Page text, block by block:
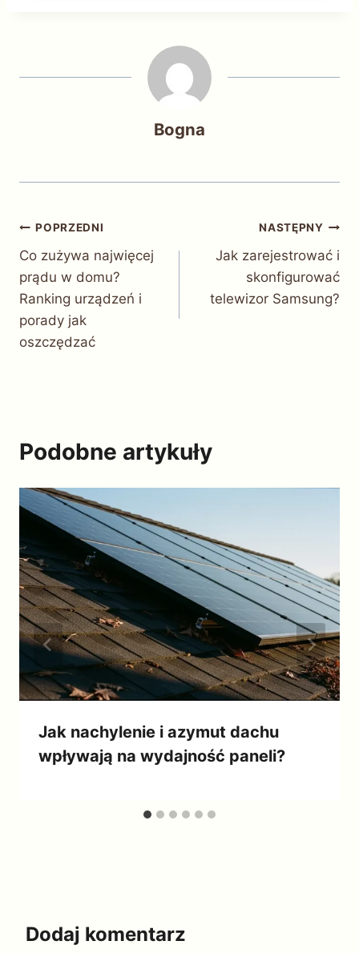
Bogna
Nawigacja
wpisu
POPRZEDNI
Co zużywa najwięcej
prądu w domu?
Ranking urządzeń i
porady jak
oszczędzać
NASTĘPNY
Jak zarejestrować i
skonfigurować
telewizor Samsung?
Podobne artykuły
Jak nachylenie i azymut dachu
wpływają na wydajność paneli?
Dodaj komentarz